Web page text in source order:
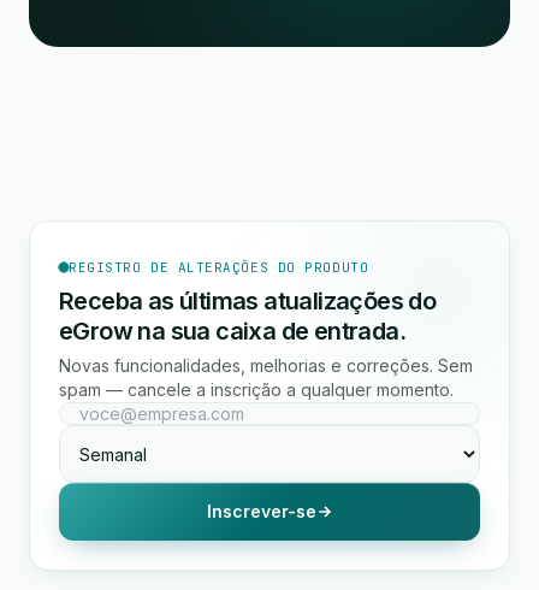
REGISTRO DE ALTERAÇÕES DO PRODUTO
Receba as últimas atualizações do
eGrow na sua caixa de entrada.
Novas funcionalidades, melhorias e correções. Sem
spam — cancele a inscrição a qualquer momento.
Inscrever-se